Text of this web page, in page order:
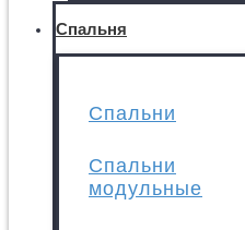
Спальня
Спальни
Спальни
модульные